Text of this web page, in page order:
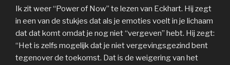
Ik zit weer “Power of Now” te lezen van Eckhart. Hij zegt
in een van de stukjes dat als je emoties voelt in je lichaam
dat dat komt omdat je nog niet “vergeven” hebt. Hij zegt:
“Het is zelfs mogelijk dat je niet vergevingsgezind bent
tegenover de toekomst. Dat is de weigering van het